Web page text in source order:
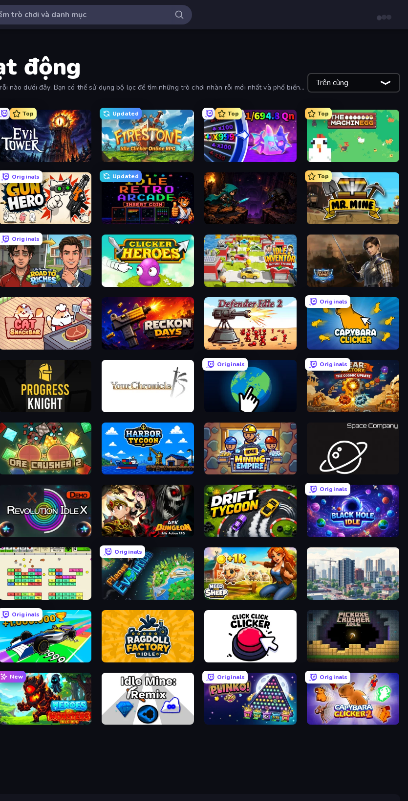
động
nào dưới đây. Bạn có thể sử dụng bộ lọc để tìm những trò chơi nhàn rỗi mới nhất và phổ biến
Trên cùng
Top
Evil Tower
Updated
Firestone – Idle Clicker Online RPG
Top
Meeland.io
Top
The MachinEGG
Originals
Gun Hero: Cat Survival
Updated
Idle Retro Arcade Dungeon Descent
Top
Mr. Mine
Originals
Life Simulator: Road to Riches Clicker Heroes Idle Inventor Battle Arena
Cat Snack Bar Reckon Days Defender Idle 2
Originals
Capybara Clicker
Progress Knight
Originals
Planet Clicker 2
Originals
Gear Factory
OreCrusher 2 Harbor Tycoon Idle Mining Empire Space Company
Revolution Idle X AFK Dungeon: Idle Action RPG Drift Tycoon
Originals
Black Hole Idle
Idle Breakout
Originals
Planet Evolution: Idle Clicker Need for Sheep: Idle Clicker SuperCity 3D
Originals
Obby Car Challenge: Drive Ragdoll Factory Idle Click Click Clicker Pickaxe Crusher Idle
New
Heroes vs Monsters: Idle RPG Idle Mine: Remix
Originals Originals
Capybara Clicker 2